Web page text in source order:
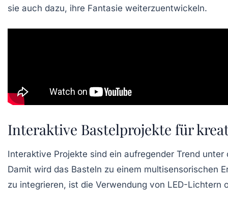
sie auch dazu, ihre Fantasie weiterzuentwickeln.
Interaktive Bastelprojekte für
Interaktive Projekte sind ein aufregender Trend
Damit wird das Basteln zu einem multisensorischen
zu integrieren, ist die Verwendung von LED-Lichtern